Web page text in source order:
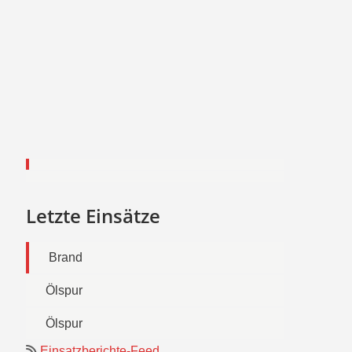
Letzte Einsätze
Brand
Ölspur
Ölspur